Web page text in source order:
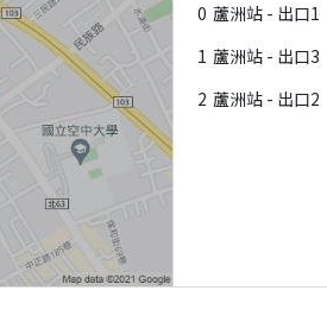
0 蘆洲站 - 出口1
1 蘆洲站 - 出口3
2 蘆洲站 - 出口2